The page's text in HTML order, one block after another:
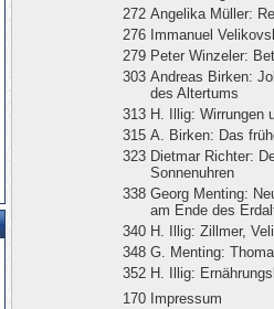
272 Angelika Müller:
276 Immanuel
279 Peter Winzeler:
303 Andreas Birken:
des Altertums
313 H. Illig: Wirrungen
315 A. Birken: Das
323 Dietmar Richter:
Sonnenuhren
338 Georg Menting:
am Ende des
340 H. Illig: Zillmer,
348 G. Menting:
352 H. Illig:
170 Impressum